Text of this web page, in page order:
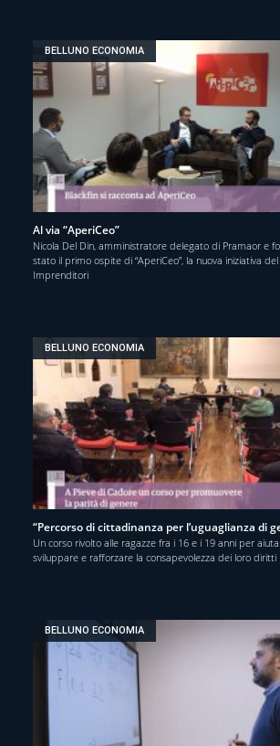
BELLUNO ECONOMIA
Al via “AperiCeo”
Nicola Del Din, amministratore delegato di Pramaor e
stato il primo ospite di “AperiCeo”, la nuova iniziativa
Imprenditori
BELLUNO ECONOMIA
“Percorso di cittadinanza per l’uguaglianza di
Un corso rivolto alle ragazze fra i 16 e i 19 anni per
sviluppare e rafforzare la consapevolezza dei loro diritti
BELLUNO ECONOMIA